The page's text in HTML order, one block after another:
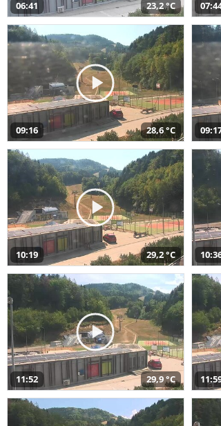
06:41 23,2 °C
09:16 28,6 °C
10:19 29,2 °C
11:52 29,9 °C